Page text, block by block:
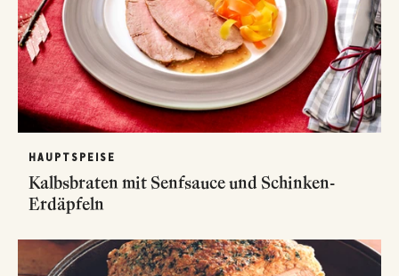
HAUPTSPEISE
Kalbsbraten mit Senfsauce und Schinken-
Erdäpfeln